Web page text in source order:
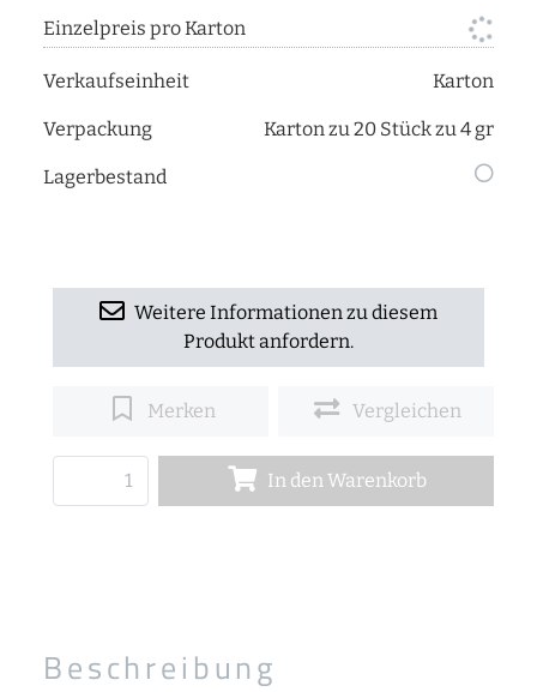
Einzelpreis pro Karton
Verkaufseinheit Karton
Verpackung Karton zu 20 Stück zu 4 gr
Lagerbestand
Weitere Informationen zu diesem
Produkt anfordern.
Merken Vergleichen
In den Warenkorb
Beschreibung